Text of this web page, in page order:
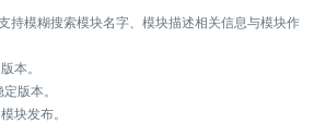
持模糊搜索模块名字、模块描述相关信息与模块作
本。
版本。
块发布。